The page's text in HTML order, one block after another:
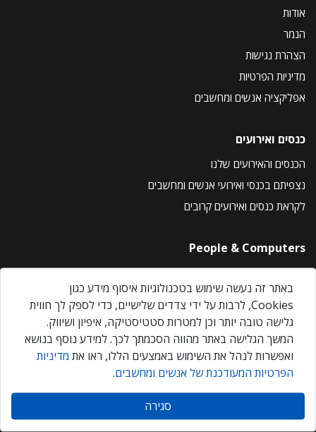
אודות
הנמר
הצהרת נגישות
מדיניות הפרטיות
אפליקציה אנשים ומחשבים
כנסים ואירועים
הכנסים והאירועים שלנו
נצפיתם בכנסי ואירועי אנשים ומחשבים
לקראת כנסים ואירועים קרובים
People & Computers
About Us
Privacy Policy
Contact Us
Our Events
אנשים ומחשבים © 2026 – כל הזכויות שמורות
באתר זה נעשה שימוש בטכנולוגיות איסוף מידע כגון
Cookies, לרבות על ידי צדדים שלישיים, כדי לספק לך חווית
גלישה טובה יותר וכן למטרות סטטיסטיקה, איפיון ושיווק.
המשך הגלישה באתר מהווה הסכמתך לכך. למידע נוסף בנושא
ואפשרות לנהל את השימוש באמצעים הללו, ראו את מדיניות
הפרטיות המעודכנת של אנשים ומחשבים.
סגירה